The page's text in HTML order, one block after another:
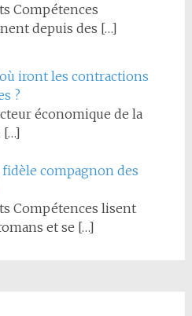
Compétences
depuis des […]
iront les contractions
?
économique de la
[…]
compagnon des
Compétences lisent
et se […]